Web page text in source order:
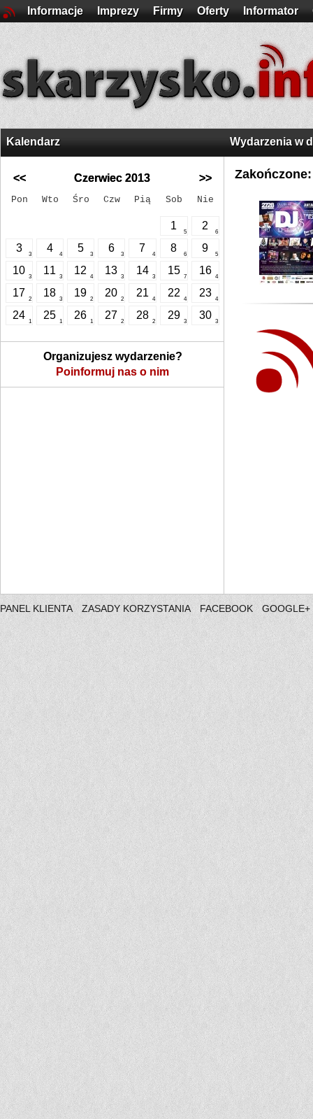
Informacje Imprezy Firmy Oferty Informator
Kalendarz
<< Czerwiec 2013 >>
Pon Wto Śro Czw Pią Sob Nie
1
5
2
6
3
3
4
4
5
3
6
3
7
4
8
6
9
5
10
3
11
3
12
4
13
3
14
3
15
7
16
4
17
2
18
3
19
2
20
2
21
4
22
4
23
4
24
1
25
1
26
1
27
2
28
2
29
3
30
3
Organizujesz wydarzenie?
Poinformuj nas o nim
Wydarzenia w
Zakończone:
PANEL KLIENTA ZASADY KORZYSTANIA FACEBOOK GOOGLE+